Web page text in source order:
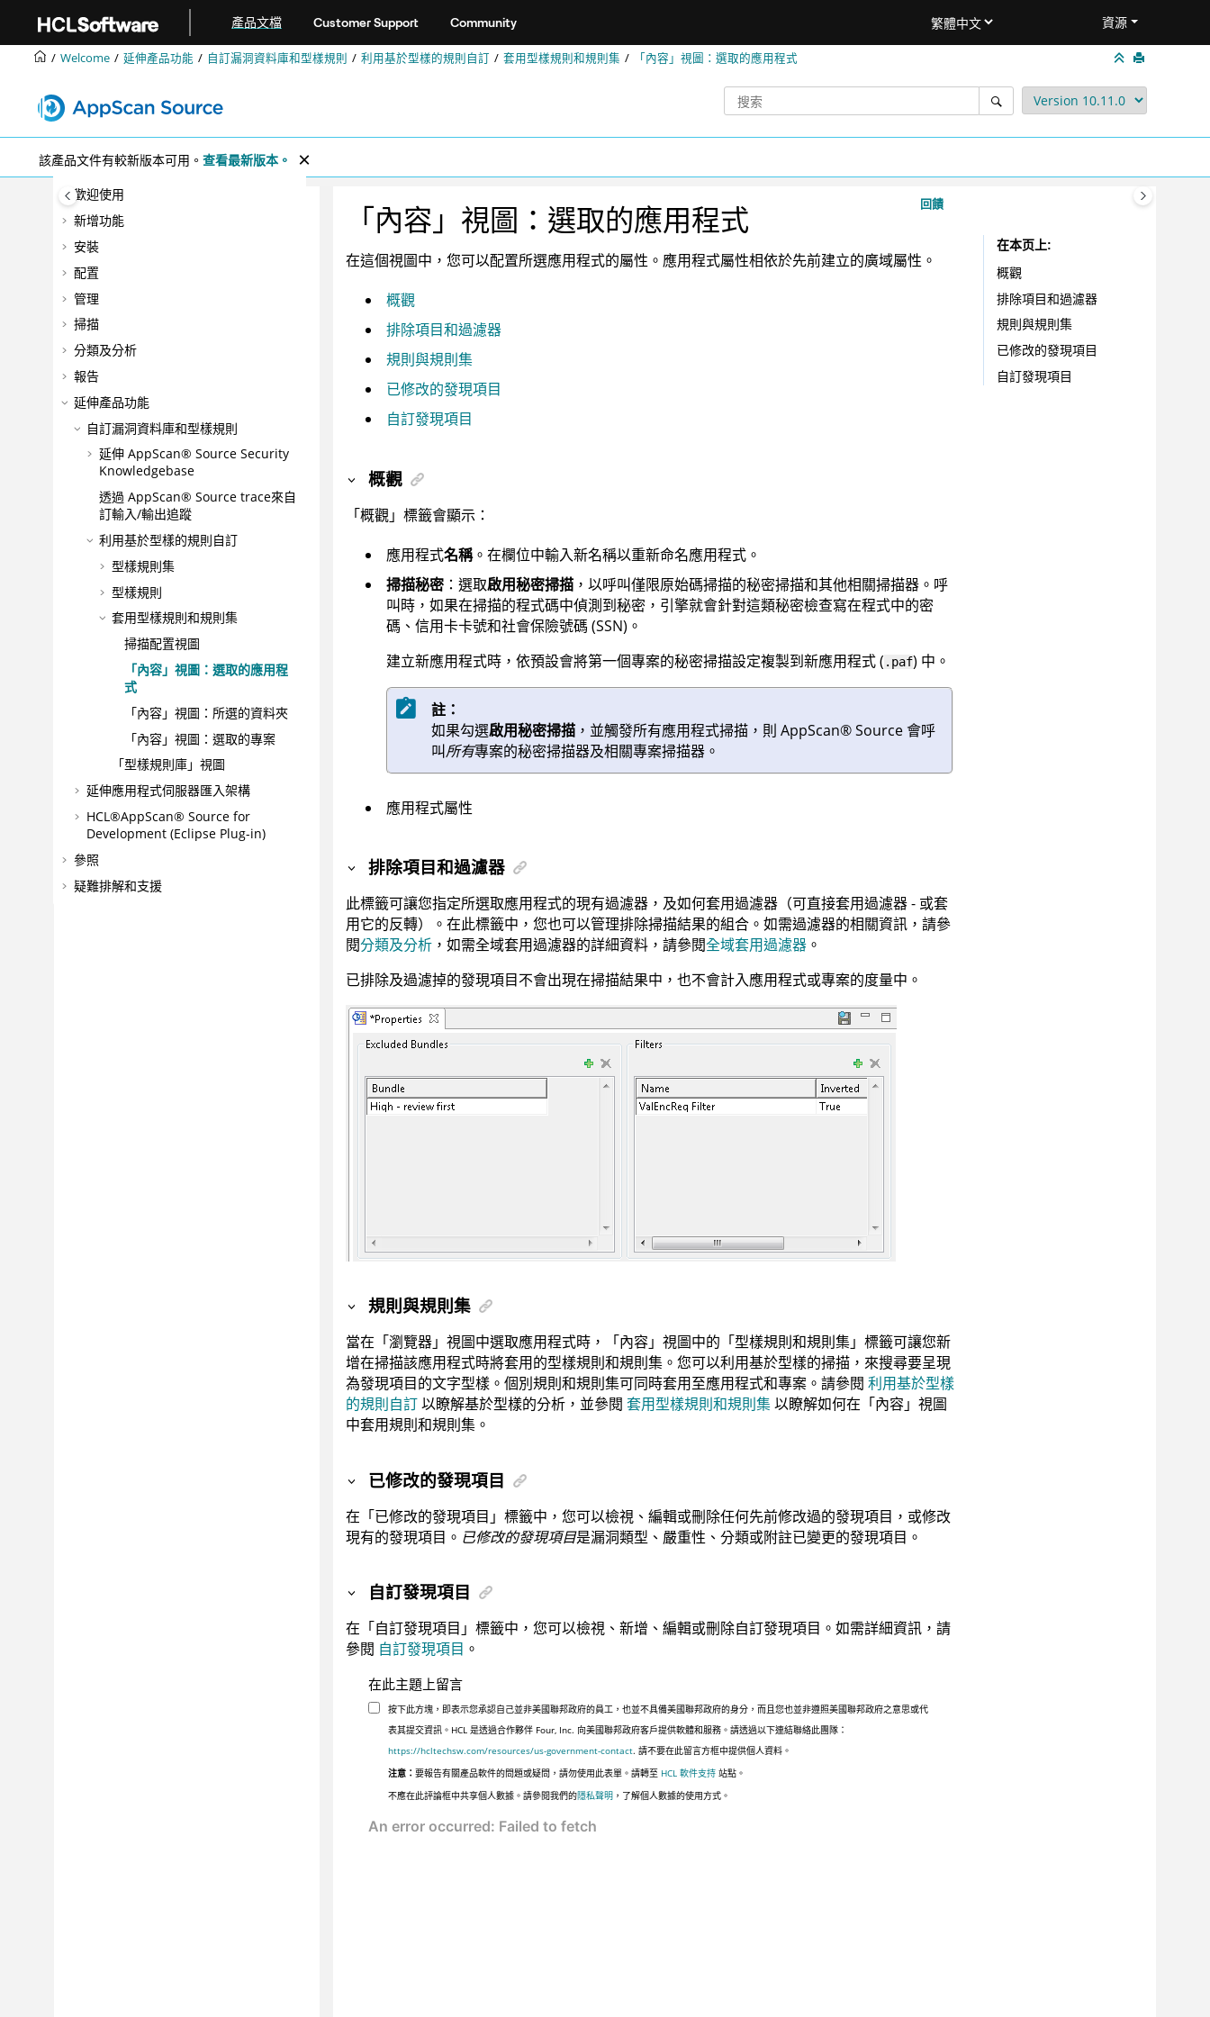
產品文檔 Customer Support Community 資源
Welcome 延伸產品功能 自訂漏洞資料庫和型樣規則 利用基於型樣的規則自訂 套用型樣規則和規則集 「內容」視圖：選取的應用程式
該產品文件有較新版本可用。 查看最新版本。
歡迎使用
新增功能
安裝
配置
管理
掃描
分類及分析
報告
延伸產品功能
自訂漏洞資料庫和型樣規則
延伸 AppScan® Source Security
Knowledgebase
透過 AppScan® Source trace來自
訂輸入/輸出追蹤
利用基於型樣的規則自訂
型樣規則集
型樣規則
套用型樣規則和規則集
掃描配置視圖
「內容」視圖：選取的應用程
式
「內容」視圖：所選的資料夾
「內容」視圖：選取的專案
「型樣規則庫」視圖
延伸應用程式伺服器匯入架構
HCL®AppScan® Source for
Development (Eclipse Plug-in)
參照
疑難排解和支援
回饋
「內容」視圖：選取的應用程式
在這個視圖中，您可以配置所選應用程式的屬性。應用程式屬性相依於先前建立的廣域屬性。
概觀
排除項目和過濾器
規則與規則集
已修改的發現項目
自訂發現項目
概觀
「概觀」標籤會顯示：
應用程式名稱。在欄位中輸入新名稱以重新命名應用程式。
掃描秘密：選取啟用秘密掃描，以呼叫僅限原始碼掃描的秘密掃描和其他相關掃描器。呼
叫時，如果在掃描的程式碼中偵測到秘密，引擎就會針對這類秘密檢查寫在程式中的密
碼、信用卡卡號和社會保險號碼 (SSN)。
建立新應用程式時，依預設會將第一個專案的秘密掃描設定複製到新應用程式 ( .paf) 中。
註：
如果勾選啟用秘密掃描，並觸發所有應用程式掃描，則 AppScan®Source會呼
叫所有專案的秘密掃描器及相關專案掃描器。
應用程式屬性
排除項目和過濾器
此標籤可讓您指定所選取應用程式的現有過濾器，及如何套用過濾器（可直接套用過濾器 - 或套
用它的反轉）。在此標籤中，您也可以管理排除掃描結果的組合。如需過濾器的相關資訊，請參
閱分類及分析，如需全域套用過濾器的詳細資料，請參閱全域套用過濾器。
已排除及過濾掉的發現項目不會出現在掃描結果中，也不會計入應用程式或專案的度量中。
規則與規則集
當在「瀏覽器」視圖中選取應用程式時，「內容」視圖中的「型樣規則和規則集」標籤可讓您新
增在掃描該應用程式時將套用的型樣規則和規則集。您可以利用基於型樣的掃描，來搜尋要呈現
為發現項目的文字型樣。個別規則和規則集可同時套用至應用程式和專案。請參閱 利用基於型樣
的規則自訂以瞭解基於型樣的分析，並參閱 套用型樣規則和規則集以瞭解如何在「內容」視圖
中套用規則和規則集。
已修改的發現項目
在「已修改的發現項目」標籤中，您可以檢視、編輯或刪除任何先前修改過的發現項目，或修改
現有的發現項目。 已修改的發現項目是漏洞類型、嚴重性、分類或附註已變更的發現項目。
自訂發現項目
在「自訂發現項目」標籤中，您可以檢視、新增、編輯或刪除自訂發現項目。如需詳細資訊，請
參閱 自訂發現項目 。
在此主題上留言
按下此方塊，即表示您承認自己並非美國聯邦政府的員工，也並不具備美國聯邦政府的身分，而且您也並非遵照美國聯邦政府之意思或代
表其提交資訊。HCL 是透過合作夥伴 Four, Inc. 向美國聯邦政府客戶提供軟體和服務。請透過以下連結聯絡此團隊：
https://hcltechsw.com/resources/us-government-contact. 請不要在此留言方框中提供個人資料。
注意：要報告有關產品軟件的問題或疑問，請勿使用此表單。請轉至 HCL 軟件支持 站點。
不應在此評論框中共享個人數據。請參閱我們的隱私聲明 ，了解個人數據的使用方式。
在本页上
概觀
排除項目和過濾器
規則與規則集
已修改的發現項目
自訂發現項目